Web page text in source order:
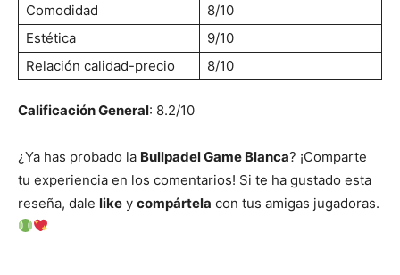
Comodidad
8/10
Estética
9/10
Relación calidad-precio
8/10
Calificación General: 8.2/10
¿Ya has probado la Bullpadel Game Blanca? ¡Comparte
tu experiencia en los comentarios! Si te ha gustado esta
reseña, dale like y compártela con tus amigas jugadoras.